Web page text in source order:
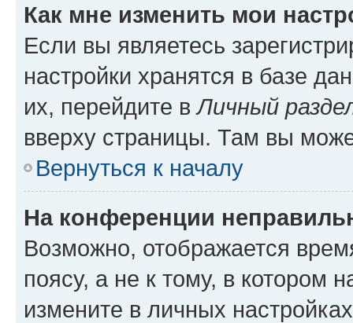
Как мне изменить мои
Если вы являетесь
настройки хранятся в базе
их, перейдите вЛичный
вверху страницы. Там вы
Вернуться к началу
На конференции
Возможно, отображается
поясу, а не к тому, в котором
измените в личных